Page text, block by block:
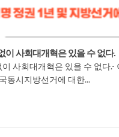
이 사회대개혁은 있을 수 없다.
사회대개혁은 있을 수 없다.-
동시지방선거에 대한...